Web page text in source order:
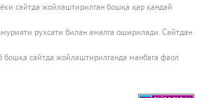
сайтда жойлаштирилган бошқа ҳар қандай
рухсати билан амалга оширилади. Сайтдан
бошқа сайтда жойлаштирилганда манбага фаол